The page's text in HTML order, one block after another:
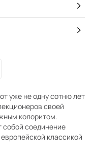
уже не одну сотню лет
своей
колоритом.
соединение
классикой